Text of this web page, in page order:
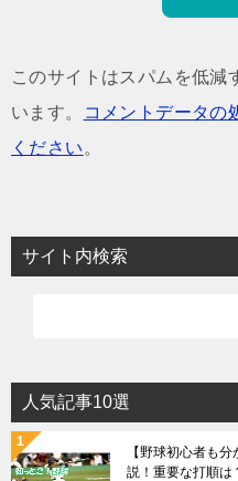
このサイトはスパムを低減
います。
コメントデータの
ください 。
サイト内検索
人気記事10選
【野球初心者も
説！重要な打順は